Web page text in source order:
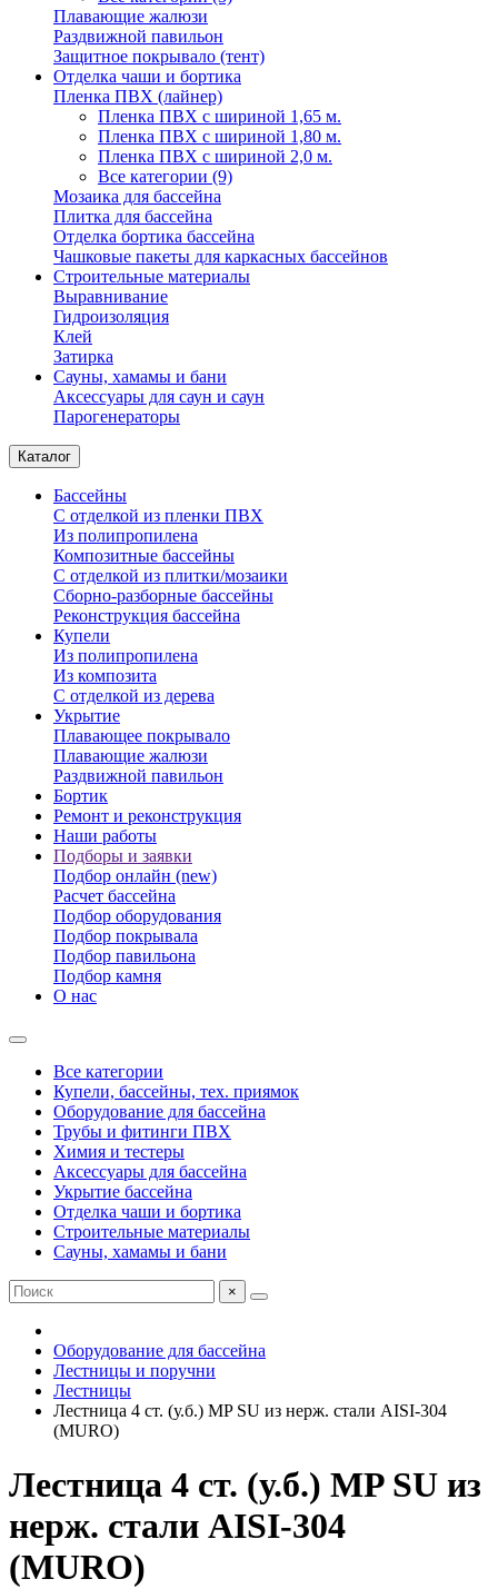
Плавающие жалюзи
Раздвижной павильон
Защитное покрывало (тент)
Отделка чаши и бортика
Пленка ПВХ (лайнер)
Пленка ПВХ с шириной 1,65 м.
Пленка ПВХ с шириной 1,80 м.
Пленка ПВХ с шириной 2,0 м.
Все категории (9)
Мозаика для бассейна
Плитка для бассейна
Отделка бортика бассейна
Чашковые пакеты для каркасных бассейнов
Строительные материалы
Выравнивание
Гидроизоляция
Клей
Затирка
Сауны, хамамы и бани
Аксессуары для саун и саун
Парогенераторы
Каталог
Бассейны
С отделкой из пленки ПВХ
Из полипропилена
Композитные бассейны
С отделкой из плитки/мозаики
Сборно-разборные бассейны
Реконструкция бассейна
Купели
Из полипропилена
Из композита
С отделкой из дерева
Укрытие
Плавающее покрывало
Плавающие жалюзи
Раздвижной павильон
Бортик
Ремонт и реконструкция
Наши работы
Подборы и заявки
Подбор онлайн (new)
Расчет бассейна
Подбор оборудования
Подбор покрывала
Подбор павильона
Подбор камня
О нас
Все категории
Купели, бассейны, тех. приямок
Оборудование для бассейна
Трубы и фитинги ПВХ
Химия и тестеры
Аксессуары для бассейна
Укрытие бассейна
Отделка чаши и бортика
Строительные материалы
Сауны, хамамы и бани
×
Оборудование для бассейна
Лестницы и поручни
Лестницы
Лестница 4 ст. (у.б.) MP SU из нерж. стали AISI-304
(MURO)
Лестница 4 ст. (у.б.) MP SU из
нерж. стали AISI-304
(MURO)